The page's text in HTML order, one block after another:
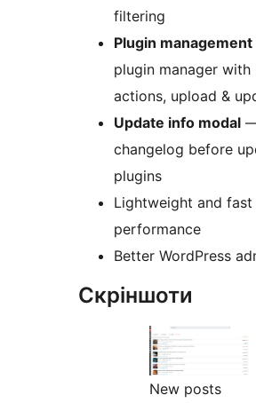
filtering
Plugin management
plugin manager with
actions, upload &
Update info modal
changelog before
plugins
Lightweight and fast
performance
Better WordPress
Скріншоти
New posts